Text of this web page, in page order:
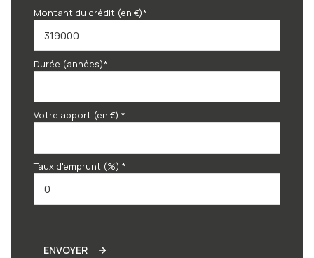
Montant du crédit (en €)*
Durée (années)*
Votre apport (en €) *
Taux d'emprunt (%) *
ENVOYER